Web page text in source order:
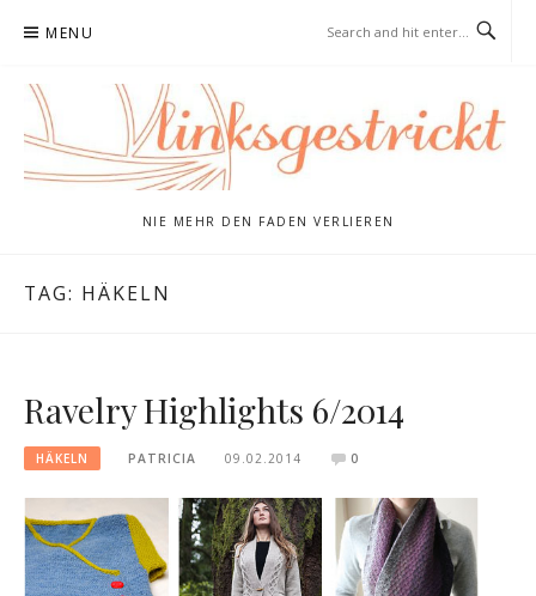
MENU
NIE MEHR DEN FADEN VERLIEREN
TAG: HÄKELN
Ravelry Highlights 6/2014
HÄKELN PATRICIA 09.02.2014 0